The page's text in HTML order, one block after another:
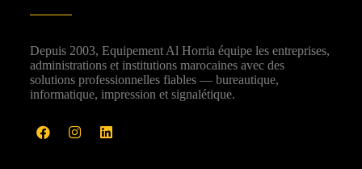
Depuis 2003, Equipement Al Horria équipe les entreprises,
administrations et institutions marocaines avec des
solutions professionnelles fiables — bureautique,
informatique, impression et signalétique.